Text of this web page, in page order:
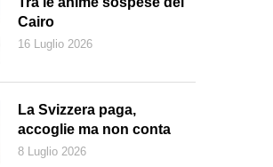
Cairo
16 Luglio 2026
La Svizzera paga,
accoglie ma non conta
8 Luglio 2026